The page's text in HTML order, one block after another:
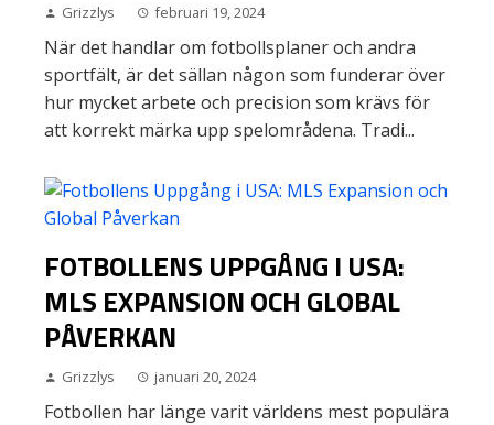
Grizzlys februari 19, 2024
När det handlar om fotbollsplaner och andra
sportfält, är det sällan någon som funderar över
hur mycket arbete och precision som krävs för
att korrekt märka upp spelområdena. Tradi...
FOTBOLLENS UPPGÅNG I USA:
MLS EXPANSION OCH GLOBAL
PÅVERKAN
Grizzlys januari 20, 2024
Fotbollen har länge varit världens mest populära